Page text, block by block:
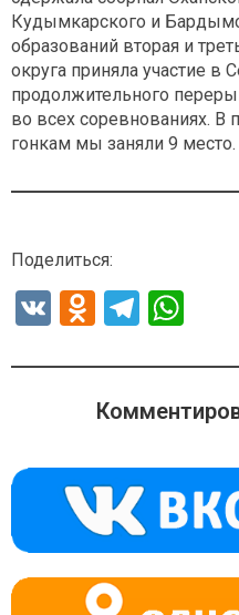
Кудымкарского и
образований вторая и
округа приняла участие в
продолжительного
во всех соревнованиях.
гонкам мы заняли 9 место.
Поделиться:
V
O
n
o
a
ss
ni
ki
T
e
gr
m
at
s
p
p